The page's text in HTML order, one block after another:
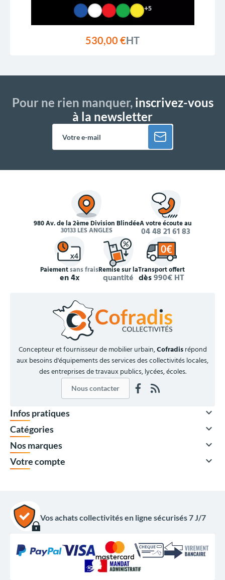
510,00 €HT
+5
530,00 €HT
Pour ne rien manquer,inscrivez-vous
à la newsletter
980 Av. de la 2ème Division Blindée
30133 LES ANGLES
À votre écoute au
04 48 21 61 83
Paiementsans frais
en 4x
Remise sur la
quantité
Transport offert
dès990€ HT
Concepteur et fournisseur de mobilier urbain,Cofradisrépond
aux besoins d'équipements des services des collectivités locales,
des entreprises de travaux publics, lycées, écoles.
Nous contacter
Infos pratiques 
Catégories 
Nos marques 
Votre compte 
Vos achats collectivités en ligne sécurisés 7 J/7